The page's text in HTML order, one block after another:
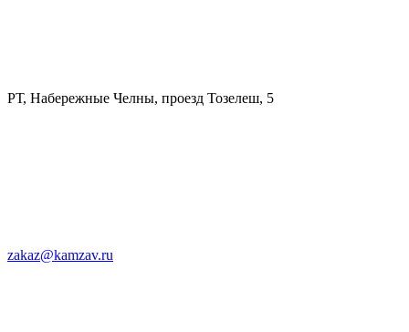
РТ, Набережные Челны, проезд Тозелеш, 5
zakaz@kamzav.ru